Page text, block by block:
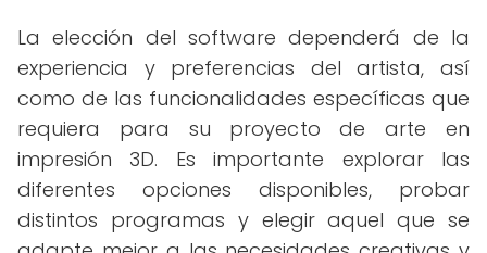
La elección del software dependerá de la
experiencia y preferencias del artista, así
como de las funcionalidades específicas que
requiera para su proyecto de arte en
impresión 3D. Es importante explorar las
diferentes opciones disponibles, probar
distintos programas y elegir aquel que se